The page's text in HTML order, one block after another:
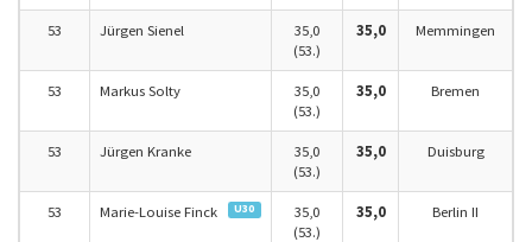
53 Jürgen Sienel
35,0
(53.)
35,0 Memmingen
53 Markus Solty
35,0
(53.)
35,0 Bremen
53 Jürgen Kranke
35,0
(53.)
35,0 Duisburg
53 Marie-Louise Finck U30
35,0
(53.)
35,0 Berlin II